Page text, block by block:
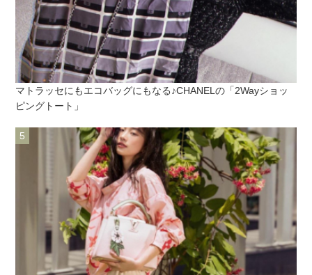
マトラッセにもエコバッグにもなる♪CHANELの「2Wayショッ
ピングトート」